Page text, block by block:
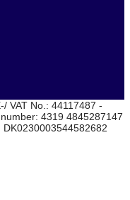
VAT No.: 44117487 -
4319 4845287147
DK0230003544582682